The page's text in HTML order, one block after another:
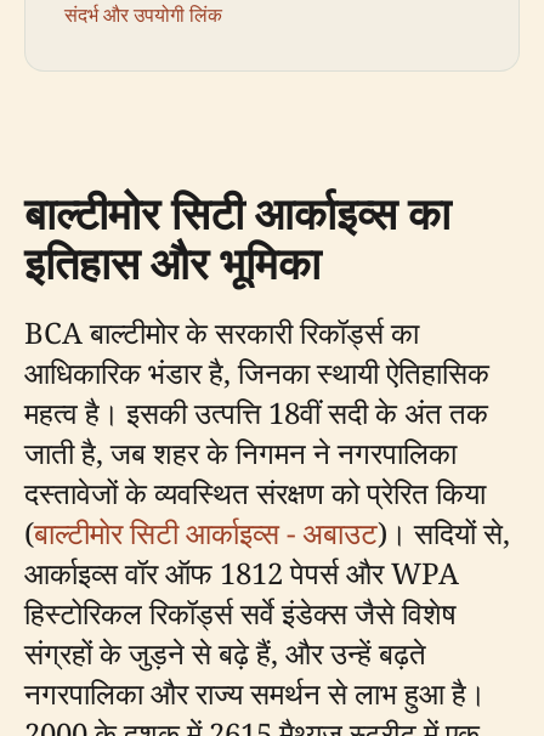
संदर्भ और उपयोगी लिंक
बाल्टीमोर सिटी आर्काइव्स का
इतिहास और भूमिका
BCA बाल्टीमोर के सरकारी रिकॉर्ड्स का
आधिकारिक भंडार है, जिनका स्थायी ऐतिहासिक
महत्व है। इसकी उत्पत्ति 18वीं सदी के अंत तक
जाती है, जब शहर के निगमन ने नगरपालिका
दस्तावेजों के व्यवस्थित संरक्षण को प्रेरित किया
(बाल्टीमोर सिटी आर्काइव्स - अबाउट)। सदियों से,
आर्काइव्स वॉर ऑफ 1812 पेपर्स और WPA
हिस्टोरिकल रिकॉर्ड्स सर्वे इंडेक्स जैसे विशेष
संग्रहों के जुड़ने से बढ़े हैं, और उन्हें बढ़ते
नगरपालिका और राज्य समर्थन से लाभ हुआ है।